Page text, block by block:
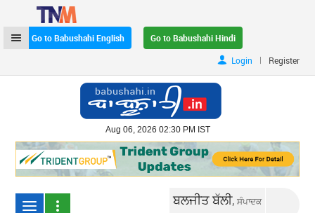
Go to Babushahi English
Go to Babushahi Hindi
Login
| Register
Aug 06, 2026 02:30 PM IST
ਬਲਜੀਤ ਬੱਲੀ,ਸੰਪਾਦਕ